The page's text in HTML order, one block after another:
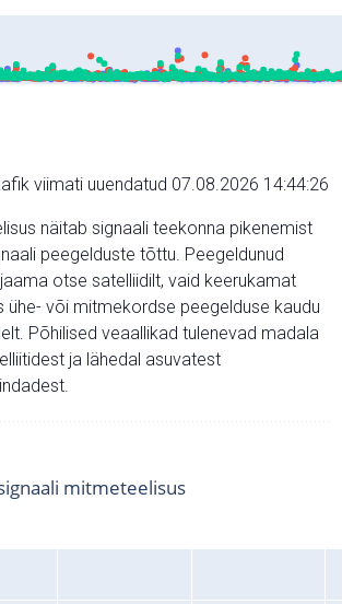
viimati uuendatud 07.08.2026 14:44:26
näitab signaali teekonna pikenemist
peegelduste tõttu. Peegeldunud
otse satelliidilt, vaid keerukamat
ühe- või mitmekordse peegelduse kaudu
Põhilised veaallikad tulenevad madala
ja lähedal asuvatest
mitmeteelisus